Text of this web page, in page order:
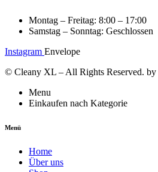
Montag – Freitag: 8:00 – 17:00
Samstag – Sonntag: Geschlossen
Instagram Envelope
© Cleany XL – All Rights Reserved. by
Menu
Einkaufen nach Kategorie
Menü
Home
Über uns